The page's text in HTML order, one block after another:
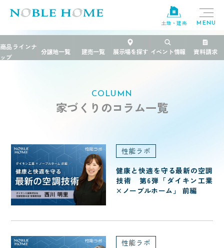
土地・建売
家づくりのコラム
COLUMN
家づくりのコラム一覧
性能ラボ
健康と快適を守る最新の空調
技術 第6弾「ダイキン工業
×ノーブルホーム」 前編
性能ラボ